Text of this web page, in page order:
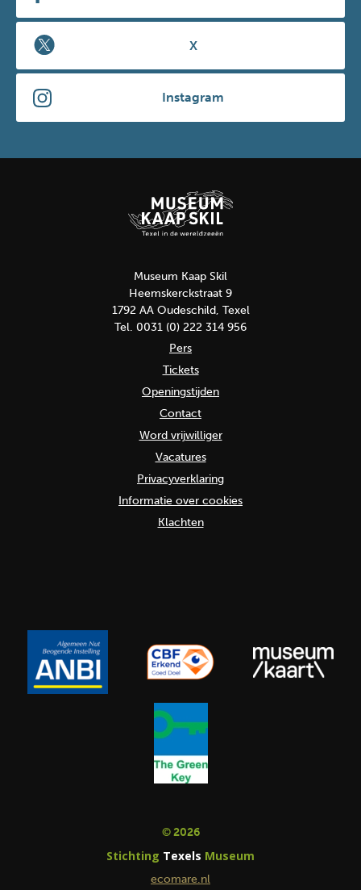
X
Instagram
Museum Kaap Skil
Heemskerckstraat 9
1792 AA Oudeschild, Texel
Tel. 0031 (0) 222 314 956
Pers
Tickets
Openingstijden
Contact
Word vrijwilliger
Vacatures
Privacyverklaring
Informatie over cookies
Klachten
© 2026
Stichting Texels Museum
ecomare.nl